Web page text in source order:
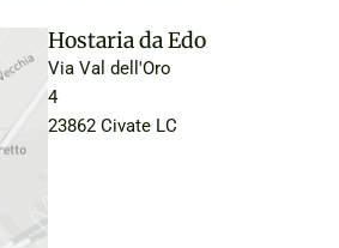
Hostaria da Edo
Via Val dell'Oro
4
23862 Civate LC